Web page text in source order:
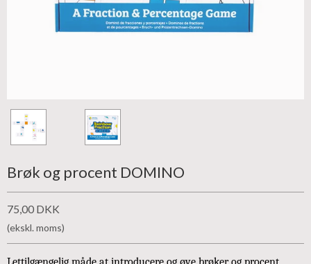
Brøk og procent DOMINO
75,00 DKK
(ekskl. moms)